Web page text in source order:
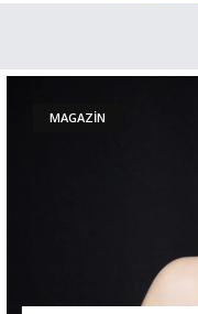
MAGAZİN